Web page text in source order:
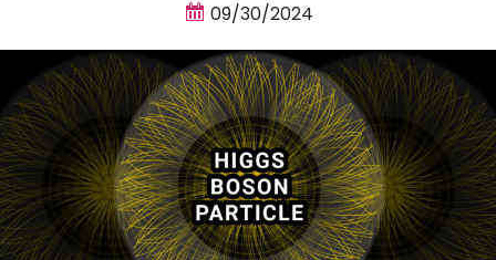
09/30/2024